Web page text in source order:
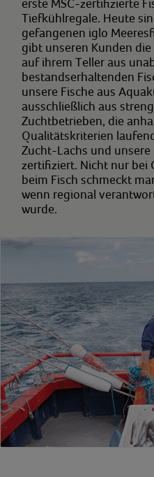
erste MSC-zertifizierte
Tiefkühlregale. Heute
gefangenen iglo
gibt unseren Kunden die
auf ihrem Teller aus
bestandserhaltenden
unsere Fische aus
ausschließlich aus
Zuchtbetrieben, die
Qualitätskriterien
Zucht-Lachs und unsere
zertifiziert. Nicht nur bei
beim Fisch schmeckt
wenn regional
wurde.